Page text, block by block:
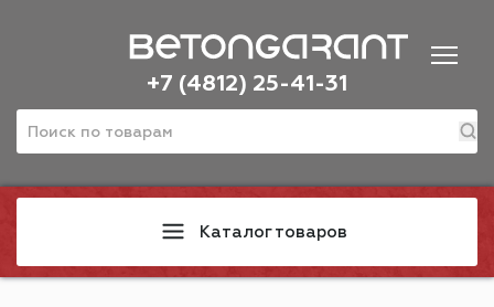
+7 (4812) 25-41-31
Каталог товаров